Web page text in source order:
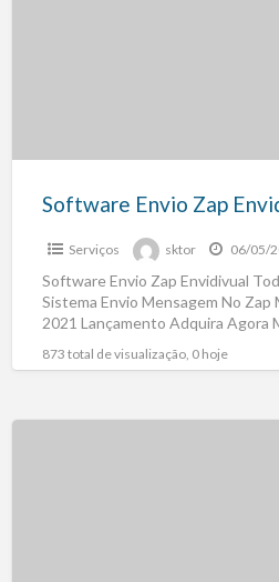
Serviços sktor 06/05/
Software Envio Zap Envidivual
Sistema Envio Mensagem No Zap
2021 Lançamento Adquira Agora
873 total de visualização, 0 hoje